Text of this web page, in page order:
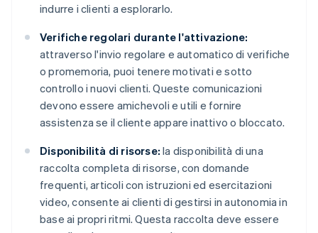
indurre i clienti a esplorarlo.
Verifiche regolari durante l'attivazione:
attraverso l'invio regolare e automatico di verifiche
o promemoria, puoi tenere motivati e sotto
controllo i nuovi clienti. Queste comunicazioni
devono essere amichevoli e utili e fornire
assistenza se il cliente appare inattivo o bloccato.
Disponibilità di risorse: la disponibilità di una
raccolta completa di risorse, con domande
frequenti, articoli con istruzioni ed esercitazioni
video, consente ai clienti di gestirsi in autonomia in
base ai propri ritmi. Questa raccolta deve essere